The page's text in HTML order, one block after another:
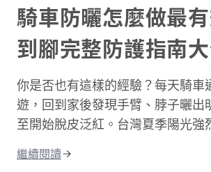
或休閒褲有著根本性的差異。在台
極高的環境中，道路狀況複雜、天
雨導致路面濕滑、緊急煞車、車流
型，更是守護生命的投資。本文將
摔褲的防護原理、材質差異、CE
如何根據通勤或長途需求進行防摔
到兼顧安全、舒適與預算的理想選
騎車防曬怎麼做最
到腳完整防護指南
你是否也有這樣的經驗？每天騎車
遊，回到家後發現手臂、脖子曬出
至開始脫皮泛紅。台灣夏季陽光強
少。許多人以為騎車防曬只是愛美
繼續閱讀